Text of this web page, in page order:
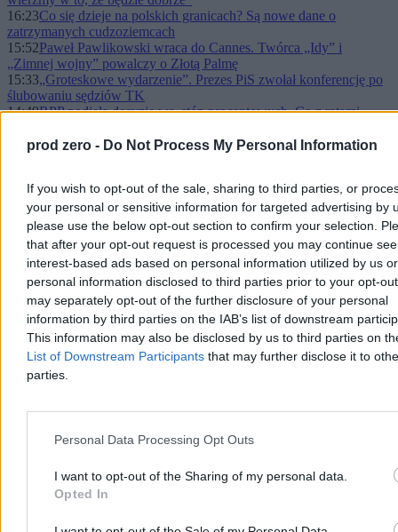
prod zero - Do Not Process My Personal Information
If you wish to opt-out of the sale, sharing to third parties, or
your personal or sensitive information for targeted advertising by
please use the below opt-out section to confirm your selection.
that after your opt-out request is processed you may continue
interest-based ads based on personal information utilized by us or
personal information disclosed to third parties prior to your opt-
may separately opt-out of the further disclosure of your personal
information by third parties on the IAB’s list of downstream
This information may also be disclosed by us to third parties on
List of Downstream Participants that may further disclose it to
parties.
Personal Data Processing Opt Outs
I want to opt-out of the Sharing of my personal data.
Opted In
16:23Co się dzieje na polskich granicach? Są nowe dane o
zatrzymanych cudzoziemcach
15:52Paweł Pawlikowski wraca do Cannes. Twórca „Idy” i
„Zimnej wojny” powalczy o Złotą Palmę
15:33„Groteskowe wydarzenie”. Prezes PiS zwołał konferencję po
ślubowaniu sędziów TK
14:49RPP podjęła decyzję ws. stóp procentowych. Co z ratami
14:31„Uważam procedurę za zakończoną”. Czarzasty o ślubowaniu
domu
13:54„Jak pamiętna debata w Końskich”. Pałac Prezydencki o
chaosie wokół TK
13:40Iran za kulisami rozejmu: reżim przyspiesza represje
13:31
Awantura o edukację zdrowotną. Ciosy nawet z koalicji
13:09Ceny ropy w dół i w górę. Zapytaliśmy Orlen, czego mają
spodziewać się kierowcy
13:07Ślubowanie sędziów TK w Sejmie. Krzyki na sali
12:27Groźby i historyczne aluzje? Pentagon miał naciskać na
wysłannika papieża
12:10System wycenił śmierć jej syna. Warta tyle, co źle
pomalowane brwi
12:10Gdy konstytucja przestaje wystarczać. Granice kompetencji
11:26RegioJet wycofuje się z Polski. Czesi mają dość
Wzrost o 1,2 mld zł
nienawistników
Grodzki o prezydencie: nie jest żadnym małym Trumpem
do lekarzy”